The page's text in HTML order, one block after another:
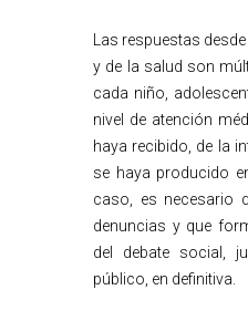
Las respuestas
y de la salud son
cada niño,
nivel de atención
haya recibido, de la
se haya producido
caso, es necesario
denuncias y que
del debate social,
público, en definitiva.